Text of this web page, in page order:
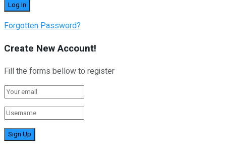
Forgotten Password?
Create New Account!
Fill the forms bellow to register